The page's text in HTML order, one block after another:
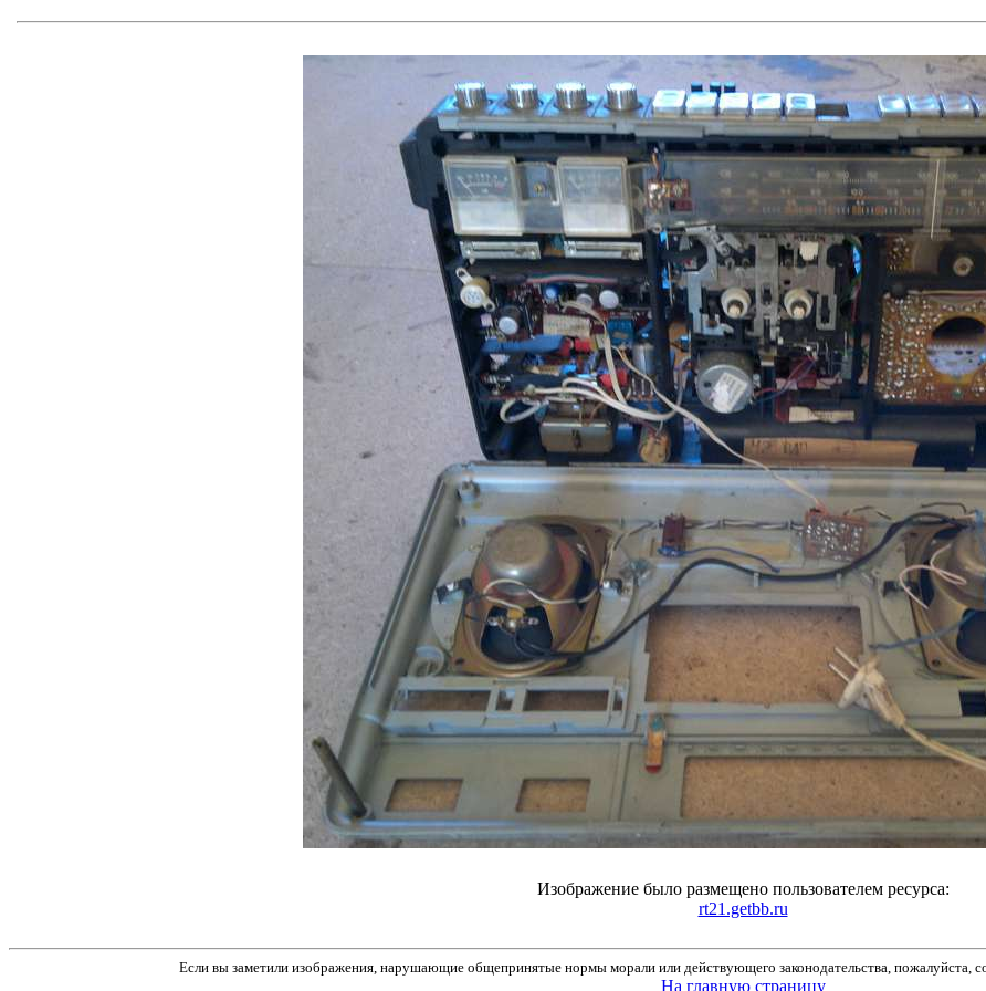
Изображение было размещено пользователем ресурса:
rt21.getbb.ru
Если вы заметили изображения, нарушающие общепринятые нормы морали или действующего законодательства, пожалуйста,
На главную страницу